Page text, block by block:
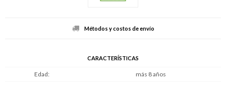
Métodos y costos de envío
CARACTERÍSTICAS
Edad más 8 años